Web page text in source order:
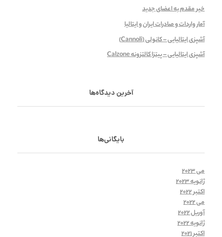
خیر مقدم به اعضای جدید
آمار واردات و صادرات ایران و ایتالیا
آشپزی ایتالیایی – کانولی (Cannoli)
آشپزی ایتالیایی – پیتزا کالتزونه Calzone
آخرین دیدگاه‌ها
بایگانی‌ها
می 2023
ژانویه 2023
اکتبر 2022
می 2022
آوریل 2022
ژانویه 2022
اکتبر 2021